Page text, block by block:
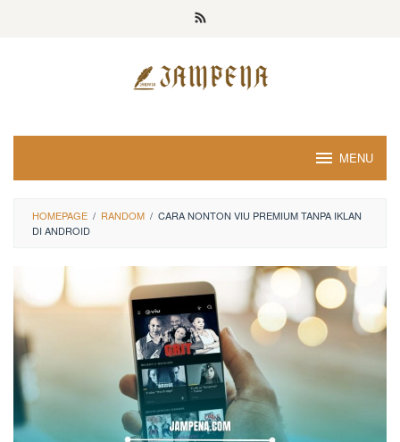
MENU
HOMEPAGE / RANDOM / CARA NONTON VIU PREMIUM TANPA IKLAN
DI ANDROID